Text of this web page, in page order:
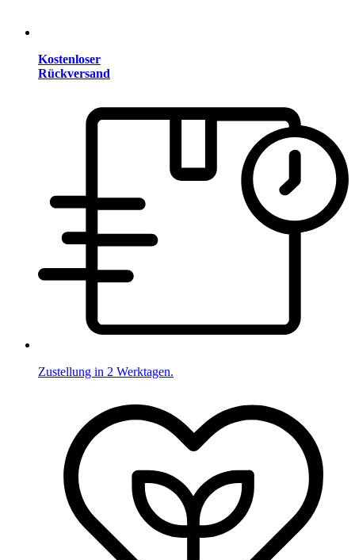
Kostenloser
Rückversand
Zustellung in 2 Werktagen.